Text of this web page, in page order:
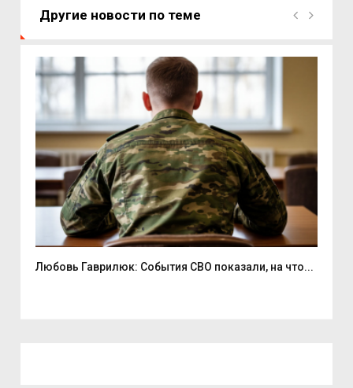
Другие новости по теме
Любовь Гаврилюк: События СВО показали, на что...